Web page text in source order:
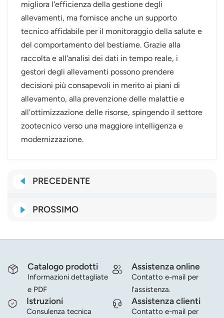
migliora l'efficienza della gestione degli
allevamenti, ma fornisce anche un supporto
tecnico affidabile per il monitoraggio della salute e
del comportamento del bestiame. Grazie alla
raccolta e all'analisi dei dati in tempo reale, i
gestori degli allevamenti possono prendere
decisioni più consapevoli in merito ai piani di
allevamento, alla prevenzione delle malattie e
all'ottimizzazione delle risorse, spingendo il settore
zootecnico verso una maggiore intelligenza e
modernizzazione.
PRECEDENTE
PROSSIMO
Catalogo prodotti
Informazioni dettagliate
e PDF
Assistenza online
Contatto e-mail per
l'assistenza.
Istruzioni
Consulenza tecnica
Assistenza clienti
Contatto e-mail per